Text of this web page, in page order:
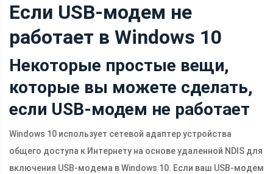
Если USB-модем не
работает в Windows 10
Некоторые простые вещи,
которые вы можете сделать,
если USB-модем не работает
Windows 10 использует сетевой адаптер устройства
общего доступа к Интернету на основе удаленной NDIS для
включения USB-модема в Windows 10. Если ваш USB-модем